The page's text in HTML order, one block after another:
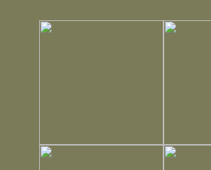
12:00 ～ 21:00
浅草